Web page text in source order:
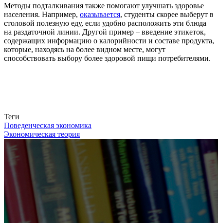
Методы подталкивания также помогают улучшать здоровье
населения. Например, оказывается, студенты скорее выберут в
столовой полезную еду, если удобно расположить эти блюда
на раздаточной линии. Другой пример – введение этикеток,
содержащих информацию о калорийности и составе продукта,
которые, находясь на более видном месте, могут
способствовать выбору более здоровой пищи потребителями.
Теги
Поведенческая экономика
Экономическая теория